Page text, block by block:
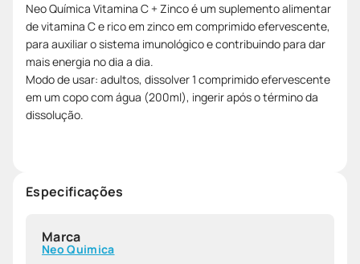
Neo Química Vitamina C + Zinco é um suplemento alimentar
de vitamina C e rico em zinco em comprimido efervescente,
para auxiliar o sistema imunológico e contribuindo para dar
mais energia no dia a dia.
Modo de usar: adultos, dissolver 1 comprimido efervescente
em um copo com água (200ml), ingerir após o término da
dissolução.
Especificações
Marca
Neo Quimica